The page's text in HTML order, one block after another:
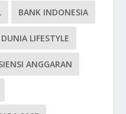
BANK INDONESIA
DUNIA LIFESTYLE
ANGGARAN